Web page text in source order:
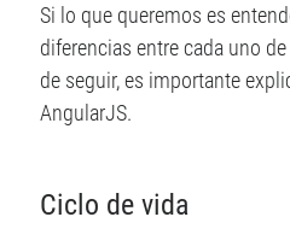
Si lo que queremos es
diferencias entre cada uno
de seguir, es importante
AngularJS.
Ciclo de vida